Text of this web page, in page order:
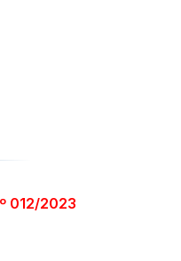
012/2023